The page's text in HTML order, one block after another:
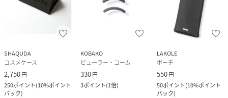
SHAQUDA
コスメケース
2,750円
250ポイント(10%ポイント
バック)
KOBAKO
ビューラー・コーム
330円
3ポイント(1倍)
LAKOLE
ポーチ
550円
50ポイント(10%ポイント
バック)